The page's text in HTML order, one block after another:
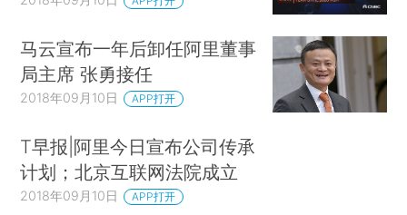
马云宣布一年后卸任阿里董事
局主席 张勇接任
2018年09月10日 APP打开
T早报|阿里今日宣布公司传承
计划；北京互联网法院成立
2018年09月10日 APP打开